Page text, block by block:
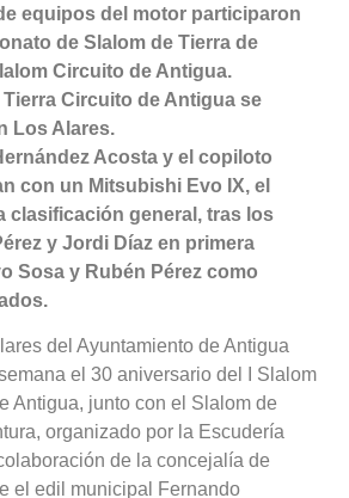
equipos del motor participaron
de Slalom de Tierra de
Circuito de Antigua.
Tierra Circuito de Antigua se
Los Alares.
Acosta y el copiloto
con un Mitsubishi Evo IX, el
clasificación general, tras los
y Jordi Díaz en primera
Sosa y Rubén Pérez como
del Ayuntamiento de Antigua
el 30 aniversario del I Slalom
Antigua, junto con el Slalom de
organizado por la Escudería
de la concejalía de
el edil municipal Fernando